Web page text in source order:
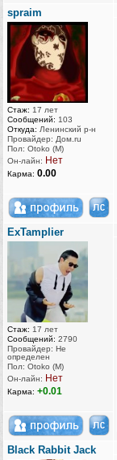
spraim
Стаж: 17 лет
Сообщений: 103
Откуда: Ленинский р-н
Провайдер: Дом.ru
Пол: Otoko (M)
Он-лайн: Нет
Карма: 0.00
ExTamplier
Стаж: 17 лет
Сообщений: 2790
Провайдер: Не
определен
Пол: Otoko (M)
Он-лайн: Нет
Карма: +0.01
Black Rabbit Jack